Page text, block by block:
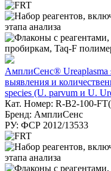
АмплиСенс® Ureaplasma
выявления и
species (U. parvum и U.
Кат. Номер: R-B2-100-
Бренд: АмплиСенс
РУ: ФСР 2012/13533